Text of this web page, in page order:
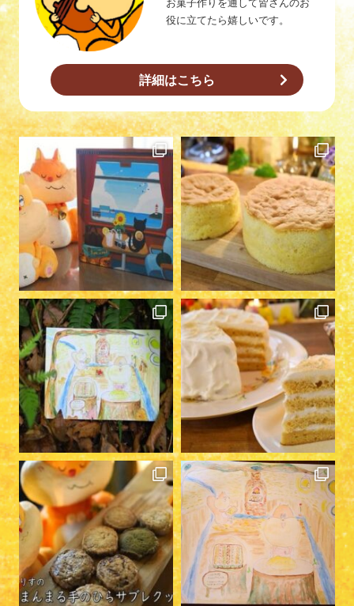
お菓子作りを通して皆さんのお
役に立てたら嬉しいです。
詳細はこちら